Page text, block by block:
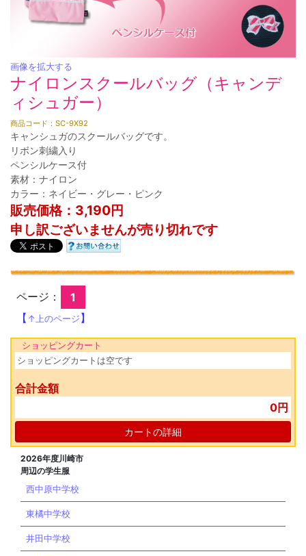
画像を拡大する
ナイロンスクールバッグ（キャンデ
ィシュガー）
商品コード：SC-9X92
キャンシュガのスクールバッグです。
リボン刺繍入り
ペンシルケース付
素材：ナイロン
カラー：ネイビー・グレー・ピンク
販売価格：3,190円
申し訳ございませんが売り切れです
ページ：
1
【 ↑上のページ】
ショッピングカート
ショッピングカートは空です
合計金額
0円
カートの詳細
2026年度川崎市
周辺の学生服
西中原中学校
東橘中学校
井田中学校